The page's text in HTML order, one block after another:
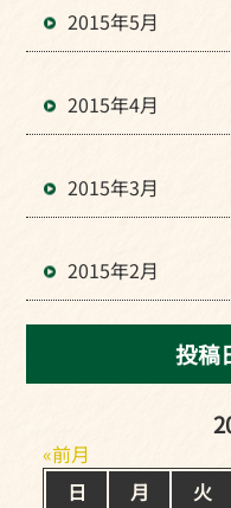
2015年5月
2015年4月
2015年3月
2015年2月
投稿
前月
日
月 火